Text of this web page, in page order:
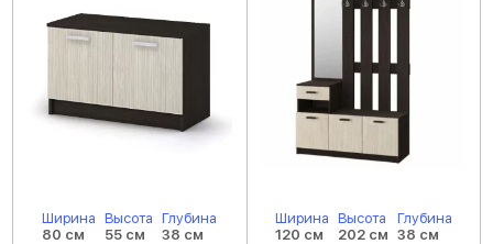
Ширина
80 см
Высота
55 см
Глубина
38 см
Ширина
120 см
Высота
202 см
Глубина
38 см